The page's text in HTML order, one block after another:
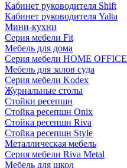
Кабинет руководителя Shift
Кабинет руководителя Yalta
Мини-кухни
Серия мебели Fit
Мебель для дома
Серия мебели HOME OFFICE
Мебель для залов суда
Серия мебели Kodex
Журнальные столы
Стойки ресепшн
Стойка ресепшн Onix
Стойка ресепшн Riva
Стойка ресепшн Style
Металлическая мебель
Серия мебели Riva Metal
Мебель для школ